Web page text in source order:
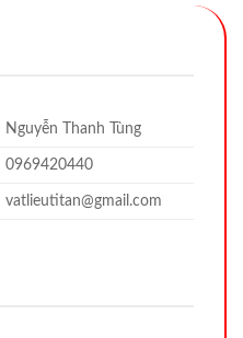
Nguyễn Thanh Tùng
0969420440
vatlieutitan@gmail.com